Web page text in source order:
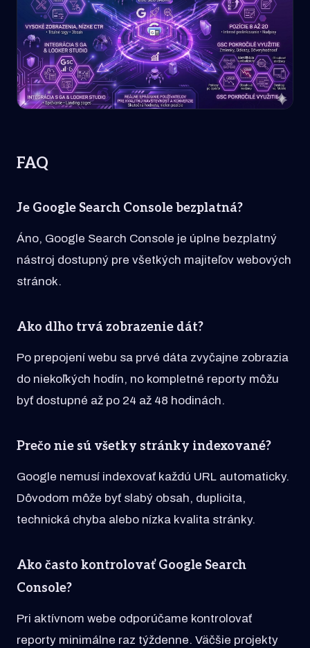
FAQ
Je Google Search Console bezplatná?
Áno, Google Search Console je úplne bezplatný
nástroj dostupný pre všetkých majiteľov webových
stránok.
Ako dlho trvá zobrazenie dát?
Po prepojení webu sa prvé dáta zvyčajne zobrazia
do niekoľkých hodín, no kompletné reporty môžu
byť dostupné až po 24 až 48 hodinách.
Prečo nie sú všetky stránky indexované?
Google nemusí indexovať každú URL automaticky.
Dôvodom môže byť slabý obsah, duplicita,
technická chyba alebo nízka kvalita stránky.
Ako často kontrolovať Google Search
Console?
Pri aktívnom webe odporúčame kontrolovať
reporty minimálne raz týždenne. Väčšie projekty